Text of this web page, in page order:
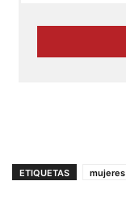
ETIQUETAS mujeres